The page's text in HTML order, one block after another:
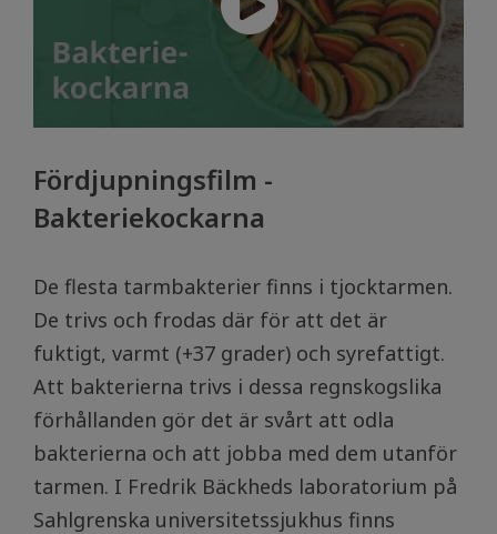
Fördjupningsfilm -
Bakteriekockarna
De flesta tarmbakterier finns i tjocktarmen.
De trivs och frodas där för att det är
fuktigt, varmt (+37 grader) och syrefattigt.
Att bakterierna trivs i dessa regnskogslika
förhållanden gör det är svårt att odla
bakterierna och att jobba med dem utanför
tarmen. I Fredrik Bäckheds laboratorium på
Sahlgrenska universitetssjukhus finns